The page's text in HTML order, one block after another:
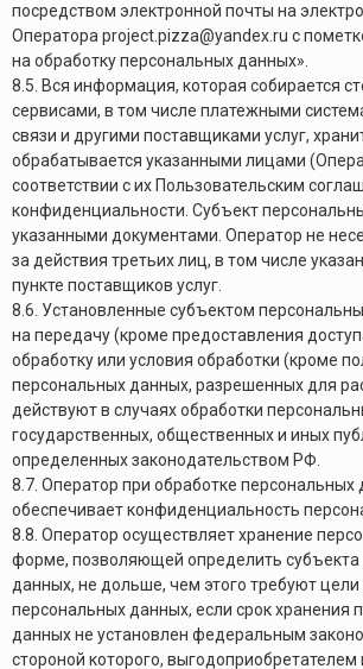
посредством электронной почты на
Оператора project.pizza@yandex.ru с
на обработку персональных данных».
8.5. Вся информация, которая собирается
сервисами, в том числе платежными
связи и другими поставщиками услуг,
обрабатывается указанными лицами
соответствии с их Пользовательским
конфиденциальности. Субъект
указанными документами. Оператор не
за действия третьих лиц, в том числе
пункте поставщиков услуг.
8.6. Установленные субъектом
на передачу (кроме предоставления
обработку или условия обработки (кроме
персональных данных, разрешенных для
действуют в случаях обработки
государственных, общественных и иных
определенных законодательством РФ.
8.7. Оператор при обработке персональных
обеспечивает конфиденциальность
8.8. Оператор осуществляет хранение
форме, позволяющей определить субъекта
данных, не дольше, чем этого требуют цели
персональных данных, если срок хранения
данных не установлен федеральным
стороной которого,